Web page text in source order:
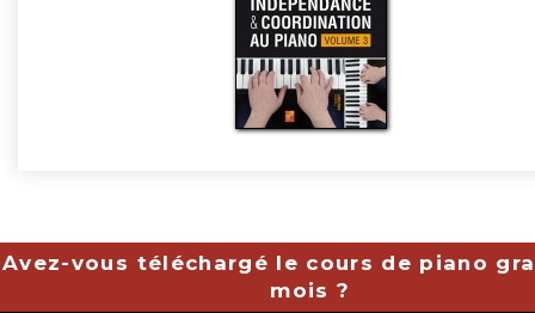
Avez-vous téléchargé le cours de piano
mois ?